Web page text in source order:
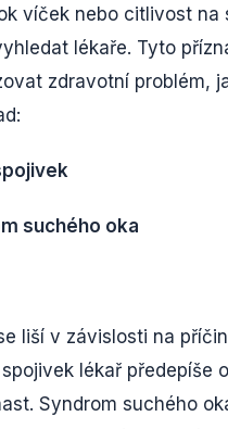
víček nebo citlivost na
lékaře. Tyto
zdravotní problém,
suchého oka
liší v závislosti na
lékař předepíše
Syndrom suchého